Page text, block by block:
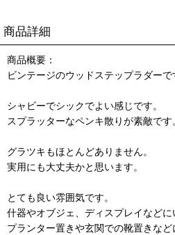
商品詳細
商品概要：
ビンテージのウッドステップラダーで
シャビーでシックでよい感じです。
スプラッターなペンキ散りが素敵です
グラツキもほとんどありません。
実用にも大丈夫かと思います。
とても良い雰囲気です。
什器やオブジェ、ディスプレイなどに
プランター置きや玄関での靴置きなど